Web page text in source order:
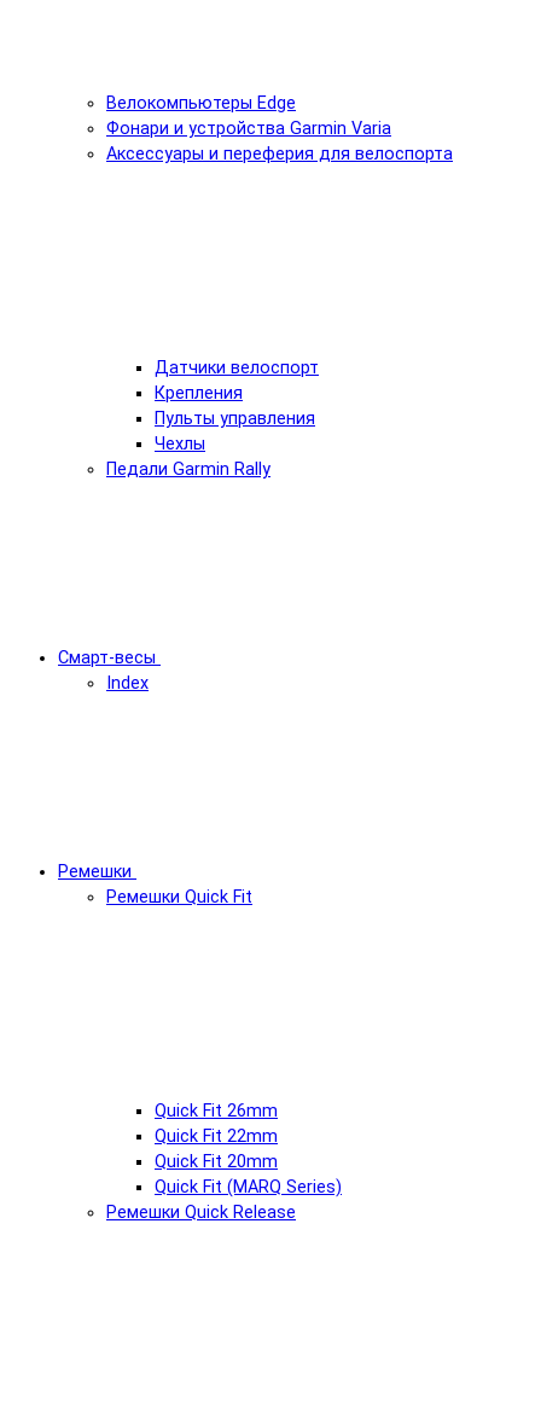
Велокомпьютеры Edge
Фонари и устройства Garmin Varia
Аксессуары и переферия для велоспорта
Датчики велоспорт
Крепления
Пульты управления
Чехлы
Педали Garmin Rally
Смарт-весы
Index
Ремешки
Ремешки Quick Fit
Quick Fit 26mm
Quick Fit 22mm
Quick Fit 20mm
Quick Fit (MARQ Series)
Ремешки Quick Release